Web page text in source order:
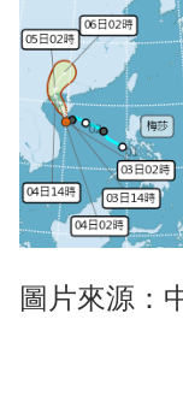
圖片來源：